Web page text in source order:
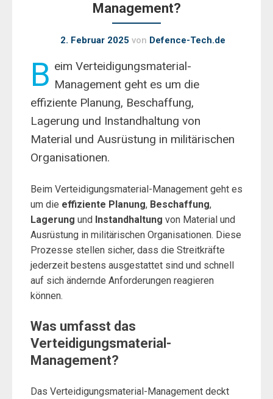
Management?
2. Februar 2025 von Defence-Tech.de
B eim Verteidigungsmaterial-
Management geht es um die
effiziente Planung, Beschaffung,
Lagerung und Instandhaltung von
Material und Ausrüstung in militärischen
Organisationen.
Beim Verteidigungsmaterial-Management geht es
um die effiziente Planung, Beschaffung,
Lagerung und Instandhaltung von Material und
Ausrüstung in militärischen Organisationen. Diese
Prozesse stellen sicher, dass die Streitkräfte
jederzeit bestens ausgestattet sind und schnell
auf sich ändernde Anforderungen reagieren
können.
Was umfasst das
Verteidigungsmaterial-
Management?
Das Verteidigungsmaterial-Management deckt